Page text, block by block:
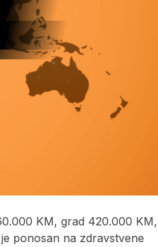
KM, grad 420.000 KM,
ponosan na zdravstvene